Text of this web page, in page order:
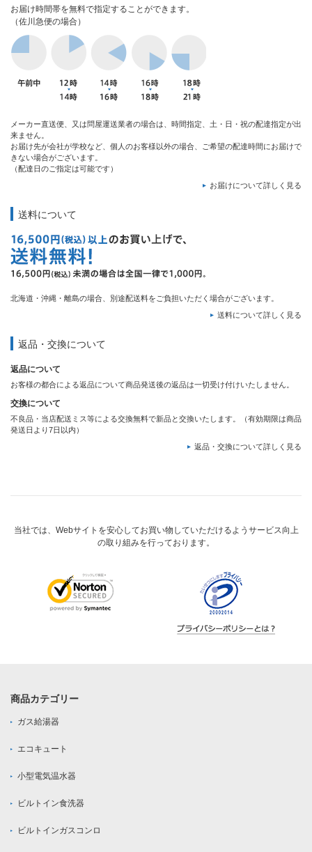
お届け時間帯を無料で指定することができます。
（佐川急便の場合）
メーカー直送便、又は問屋運送業者の場合は、時間指定、土・日・祝の配達指定が出
来ません。
お届け先が会社が学校など、個人のお客様以外の場合、ご希望の配達時間にお届けで
きない場合がございます。
（配達日のご指定は可能です）
お届けについて詳しく見る
送料について
北海道・沖縄・離島の場合、別途配送料をご負担いただく場合がございます。
送料について詳しく見る
返品・交換について
返品について
お客様の都合による返品について商品発送後の返品は一切受け付けいたしません。
交換について
不良品・当店配送ミス等による交換無料で新品と交換いたします。（有効期限は商品
発送日より7日以内）
返品・交換について詳しく見る
当社では、Webサイトを安心してお買い物していただけるようサービス向上
の取り組みを行っております。
商品カテゴリー
ガス給湯器
エコキュート
小型電気温水器
ビルトイン食洗器
ビルトインガスコンロ